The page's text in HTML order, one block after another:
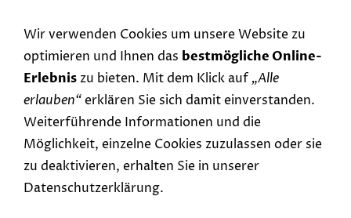
Wir verwenden Cookies um unsere Website zu
optimieren und Ihnen das bestmögliche Online-
Erlebniszu bieten. Mit dem Klick auf „Alle
erlauben“erklären Sie sich damit einverstanden.
Weiterführende Informationen und die
Möglichkeit, einzelne Cookies zuzulassen oder sie
zu deaktivieren, erhalten Sie in unserer
Datenschutzerklärung.